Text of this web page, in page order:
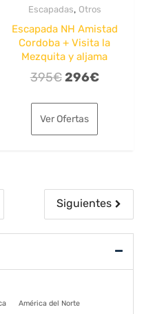
Escapadas, Otros
Escapada NH Amistad
Cordoba + Visita la
Mezquita y aljama
395€El
original
era:
296€El
Ver Ofertas
Siguientes
América del Norte